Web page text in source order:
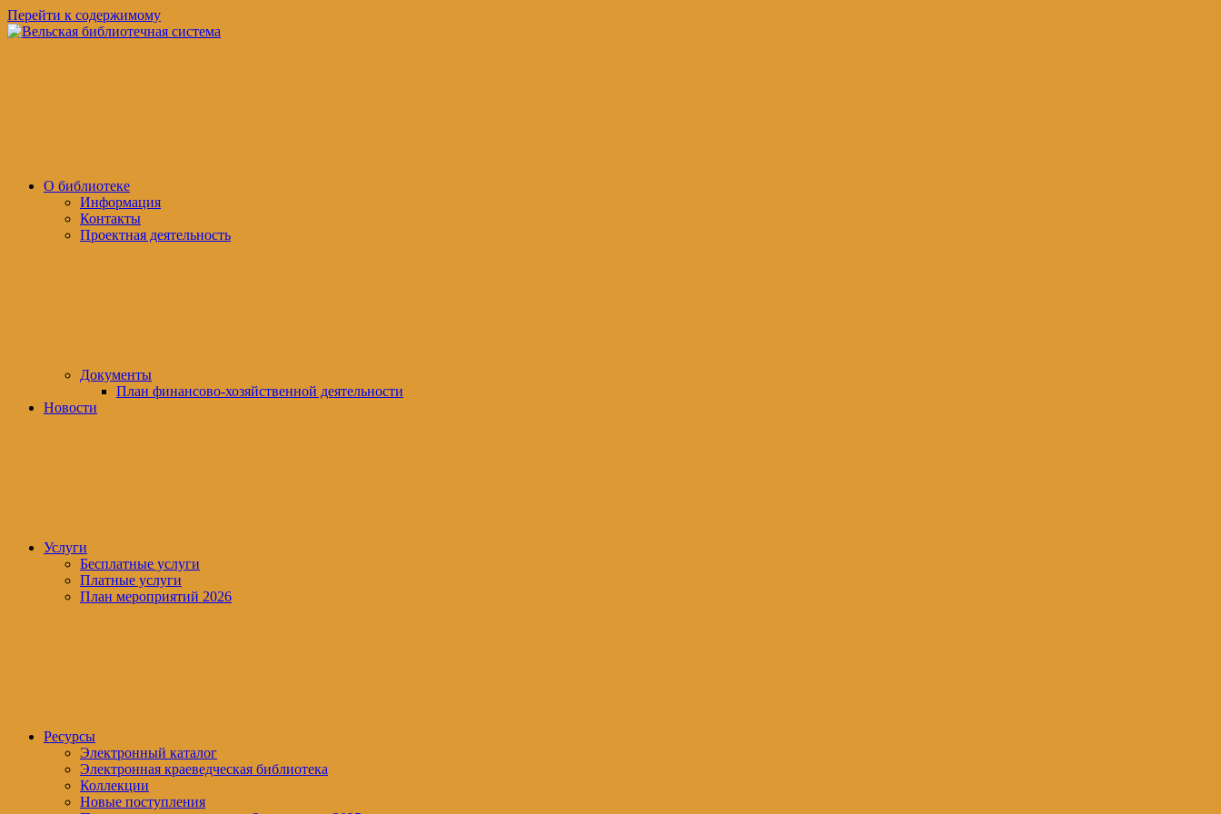
Перейти к содержимому
О библиотеке
Информация
Контакты
Проектная деятельность
Документы
План финансово-хозяйственной деятельности
Новости
Услуги
Бесплатные услуги
Платные услуги
План мероприятий 2026
Ресурсы
Электронный каталог
Электронная краеведческая библиотека
Коллекции
Новые поступления